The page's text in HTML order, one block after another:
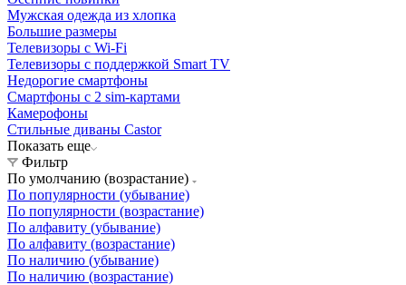
Мужская одежда из хлопка
Большие размеры
Телевизоры с Wi-Fi
Телевизоры с поддержкой Smart TV
Недорогие смартфоны
Смартфоны с 2 sim-картами
Камерофоны
Стильные диваны Castor
Показать еще
Фильтр
По умолчанию (возрастание)
По популярности (убывание)
По популярности (возрастание)
По алфавиту (убывание)
По алфавиту (возрастание)
По наличию (убывание)
По наличию (возрастание)